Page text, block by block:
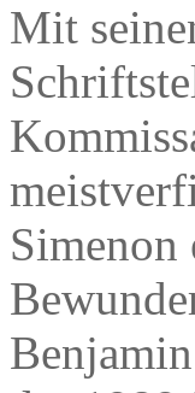
Mit
Simenon